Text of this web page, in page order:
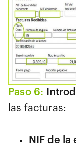
Paso 6:
las facturas:
NIF de